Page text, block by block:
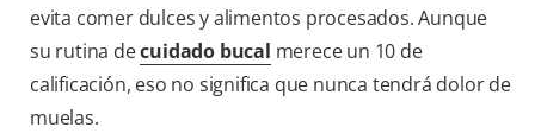
evita comer dulces y alimentos procesados. Aunque
su rutina decuidado bucal merece un 10 de
calificación, eso no significa que nunca tendrá dolor de
muelas.